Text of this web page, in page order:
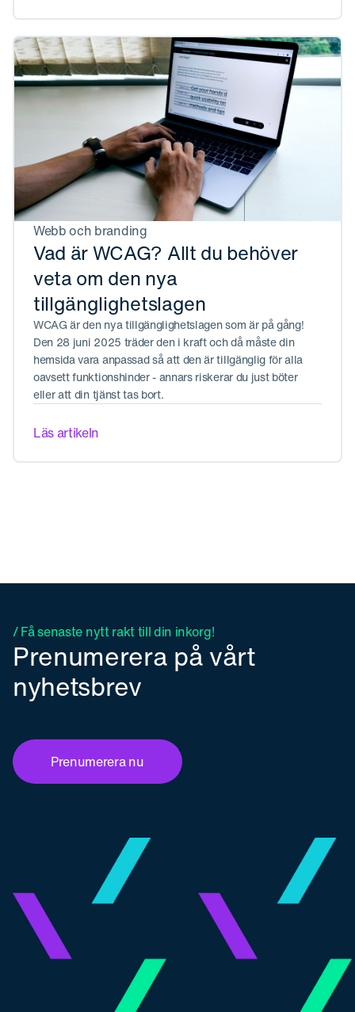
Webb och branding
Vad är WCAG? Allt du behöver
veta om den nya
tillgänglighetslagen
WCAG är den nya tillgänglighetslagen som är på gång!
Den 28 juni 2025 träder den i kraft och då måste din
hemsida vara anpassad så att den är tillgänglig för alla
oavsett funktionshinder - annars riskerar du just böter
eller att din tjänst tas bort.
Läs artikeln
/ Få senaste nytt rakt till din inkorg!
Prenumerera på vårt
nyhetsbrev
Prenumerera nu